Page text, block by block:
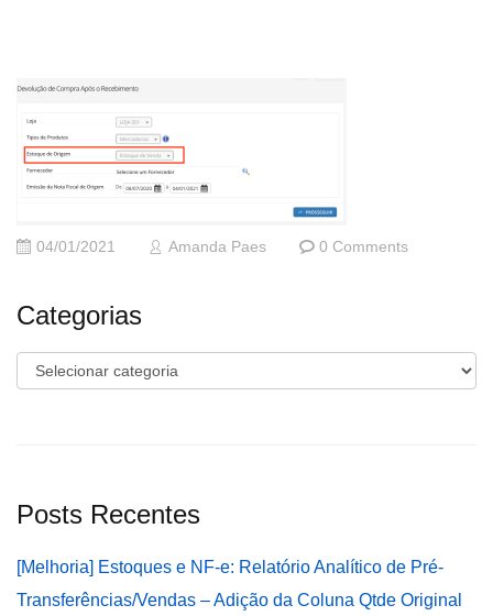
04/01/2021 Amanda Paes 0 Comments
Categorias
Categorias
Posts Recentes
[Melhoria] Estoques e NF-e: Relatório Analítico de Pré-
Transferências/Vendas – Adição da Coluna Qtde Original